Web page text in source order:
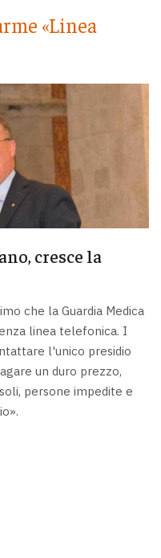
«Linea
cresce la
che la Guardia Medica
linea telefonica. I
l'unico presidio
un duro prezzo,
persone impedite e